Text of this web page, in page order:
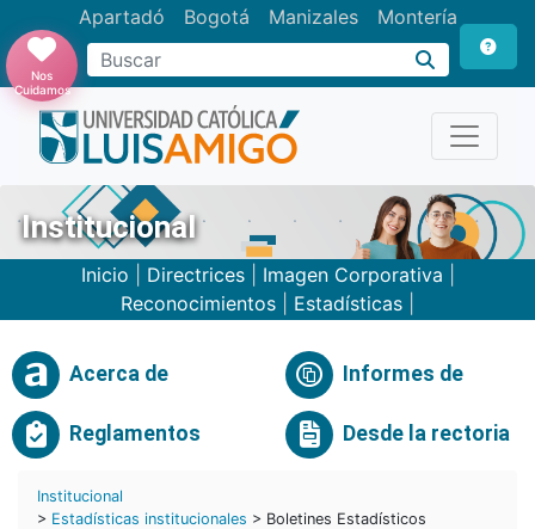
Apartadó Bogotá Manizales Montería
Buscar
Nos
Cuidamos
Institucional
Inicio Directrices| Imagen Corporativa
Reconocimientos
Estadísticas
Acerca de Informes de
Reglamentos Desde la rectoria
Institucional
> Estadísticas institucionales > Boletines Estadísticos